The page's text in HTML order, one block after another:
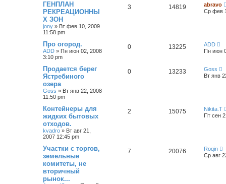
ГЕНПЛАН
РЕКРЕАЦИОННЫ
Х ЗОН
jony » Вт фев 10, 2009
11:58 pm
3 14819
abravo
Ср фев
Про огород.
ADD » Пн июн 02, 2008
3:10 pm
0 13225
ADD
Пн июн
Продается берег
Ястребиного
озера
Goss » Вт янв 22, 2008
11:50 pm
0 13233
Goss
Вт янв
Контейнеры для
жидких бытовых
отходов.
kvadro » Вт авг 21,
2007 12:45 pm
2 15075
Nikita.T
Пт сен
Участки с торгов,
земельные
комитеты, не
вторичный
рынок...
7 20076
Roqin
Ср авг